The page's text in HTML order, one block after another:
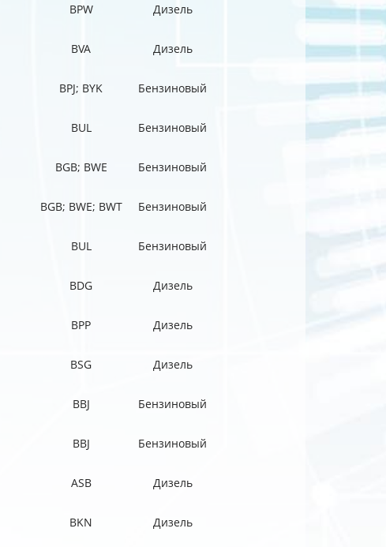
BPW Дизель
BVA Дизель
BPJ; BYK Бензиновый
BUL Бензиновый
BGB; BWE Бензиновый
BGB; BWE; BWT Бензиновый
BUL Бензиновый
BDG Дизель
BPP Дизель
BSG Дизель
BBJ Бензиновый
BBJ Бензиновый
ASB Дизель
BKN Дизель